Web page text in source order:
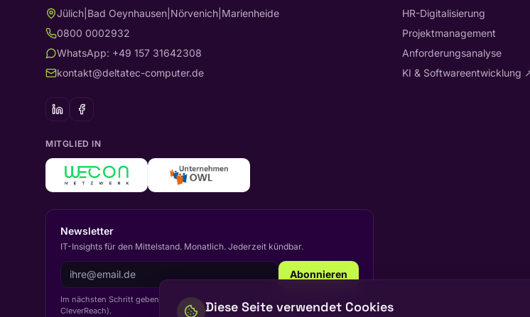
Jülich Bad Oeynhausen Nörvenich Marienheide
0800 0002932
WhatsApp: +49 157 31642308
kontakt@deltatec-computer.de
MITGLIED IN
Newsletter
IT-Insights für den Mittelstand. Monatlich. Jederzeit kündbar.
Abonnieren
Im nächsten Schritt geben Sie Vor- und Nachname ein (Double Opt-In via
CleverReach).
HR-Digitalisierung
Projektmanagement
Anforderungsanalyse
KI & Softwareentwicklung
Diese Seite verwendet Cookies